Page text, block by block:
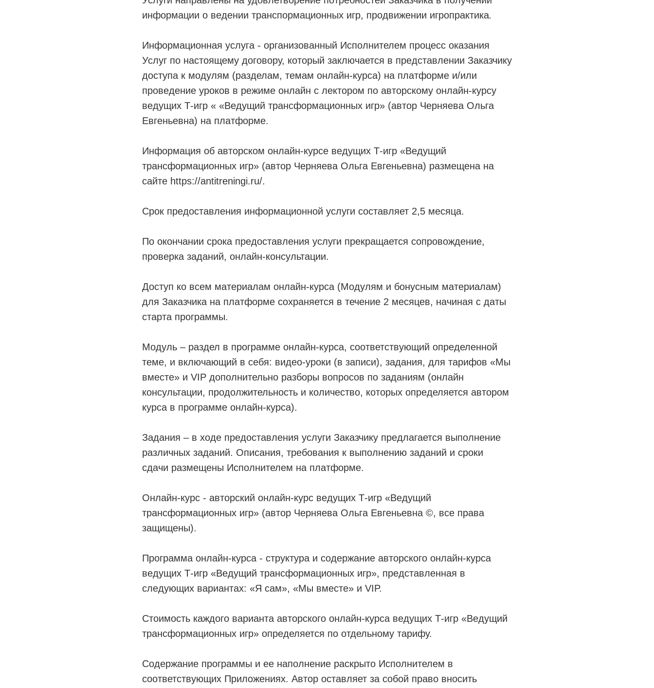
информации о ведении транспормационных игр, продвижении игропрактика.
Информационная услуга - организованный Исполнителем процесс оказания
Услуг по настоящему договору, который заключается в представлении Заказчику
доступа к модулям (разделам, темам онлайн-курса) на платформе и/или
проведение уроков в режиме онлайн с лектором по авторскому онлайн-курсу
ведущих Т-игр « «Ведущий трансформационных игр» (автор Черняева Ольга
Евгеньевна) на платформе.
Информация об авторском онлайн-курсе ведущих Т-игр «Ведущий
трансформационных игр» (автор Черняева Ольга Евгеньевна) размещена на
сайте https://antitreningi.ru/.
Срок предоставления информационной услуги составляет 2,5 месяца.
По окончании срока предоставления услуги прекращается сопровождение,
проверка заданий, онлайн-консультации.
Доступ ко всем материалам онлайн-курса (Модулям и бонусным материалам)
для Заказчика на платформе сохраняется в течение 2 месяцев, начиная с даты
старта программы.
Модуль – раздел в программе онлайн-курса, соответствующий определенной
теме, и включающий в себя: видео-уроки (в записи), задания, для тарифов «Мы
вместе» и VIP дополнительно разборы вопросов по заданиям (онлайн
консультации, продолжительность и количество, которых определяется автором
курса в программе онлайн-курса).
Задания – в ходе предоставления услуги Заказчику предлагается выполнение
различных заданий. Описания, требования к выполнению заданий и сроки
сдачи размещены Исполнителем на платформе.
Онлайн-курс - авторский онлайн-курс ведущих Т-игр «Ведущий
трансформационных игр» (автор Черняева Ольга Евгеньевна ©, все права
защищены).
Программа онлайн-курса - структура и содержание авторского онлайн-курса
ведущих Т-игр «Ведущий трансформационных игр», представленная в
следующих вариантах: «Я сам», «Мы вместе» и VIP.
Стоимость каждого варианта авторского онлайн-курса ведущих Т-игр «Ведущий
трансформационных игр» определяется по отдельному тарифу.
Содержание программы и ее наполнение раскрыто Исполнителем в
соответствующих Приложениях. Автор оставляет за собой право вносить